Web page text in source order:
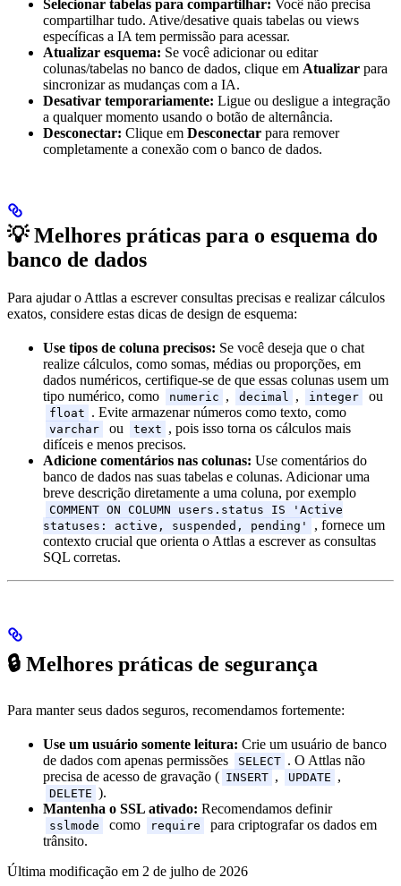
Selecionar tabelas para compartilhar: Você não precisa
compartilhar tudo. Ative/desative quais tabelas ou views
específicas a IA tem permissão para acessar.
Atualizar esquema: Se você adicionar ou editar
colunas/tabelas no banco de dados, clique em Atualizar para
sincronizar as mudanças com a IA.
Desativar temporariamente: Ligue ou desligue a integração
a qualquer momento usando o botão de alternância.
Desconectar: Clique em Desconectar para remover
completamente a conexão com o banco de dados.
💡 Melhores práticas para o esquema do
banco de dados
Para ajudar o Attlas a escrever consultas precisas e realizar cálculos
exatos, considere estas dicas de design de esquema:
Use tipos de coluna precisos: Se você deseja que o chat
realize cálculos, como somas, médias ou proporções, em
dados numéricos, certifique-se de que essas colunas usem um
tipo numérico, como
numeric , decimal , integer ou
float . Evite armazenar números como texto, como
varchar ou text , pois isso torna os cálculos mais
difíceis e menos precisos.
Adicione comentários nas colunas: Use comentários do
banco de dados nas suas tabelas e colunas. Adicionar uma
breve descrição diretamente a uma coluna, por exemplo
COMMENT ON COLUMN users.status IS 'Active
statuses: active, suspended, pending'
, fornece um
contexto crucial que orienta o Attlas a escrever as consultas
SQL corretas.
🔒 Melhores práticas de segurança
Para manter seus dados seguros, recomendamos fortemente:
Use um usuário somente leitura: Crie um usuário de banco
de dados com apenas permissões
SELECT . O Attlas não
precisa de acesso de gravação ( INSERT , UPDATE ,
DELETE ).
Mantenha o SSL ativado: Recomendamos definir
sslmode como require
para criptografar os dados em
trânsito.
Última modificação em 2 de julho de 2026